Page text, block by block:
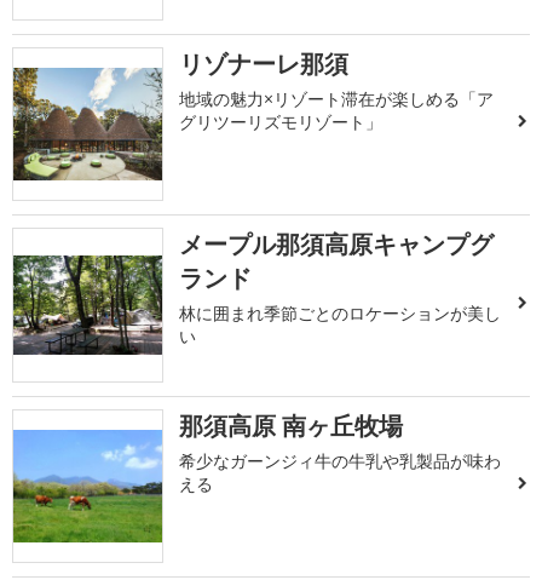
リゾナーレ那須
地域の魅力×リゾート滞在が楽しめる「ア
グリツーリズモリゾート」
メープル那須高原キャンプグ
ランド
林に囲まれ季節ごとのロケーションが美し
い
那須高原 南ヶ丘牧場
希少なガーンジィ牛の牛乳や乳製品が味わ
える